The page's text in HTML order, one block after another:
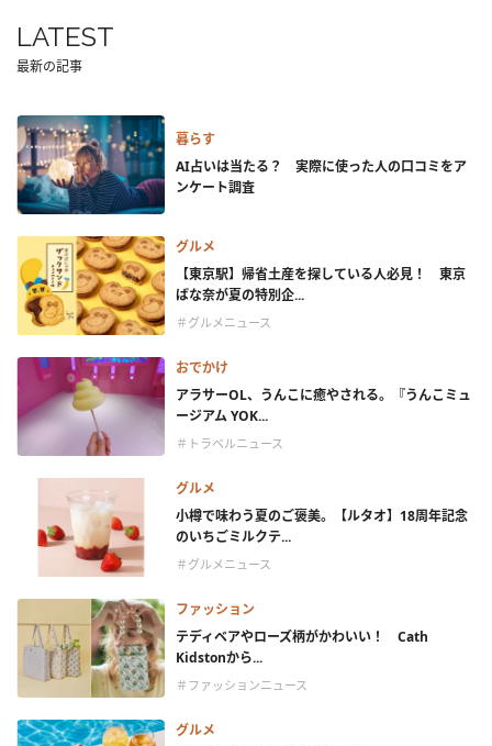
LATEST
最新の記事
暮らす
AI占いは当たる？ 実際に使った人の口コミをア
ンケート調査
グルメ
【東京駅】帰省土産を探している人必見！ 東京
ばな奈が夏の特別企...
＃グルメニュース
おでかけ
アラサーOL、うんこに癒やされる。『うんこミュ
ージアム YOK...
＃トラベルニュース
グルメ
小樽で味わう夏のご褒美。【ルタオ】18周年記念
のいちごミルクテ...
＃グルメニュース
ファッション
テディベアやローズ柄がかわいい！ Cath
Kidstonから...
＃ファッションニュース
グルメ